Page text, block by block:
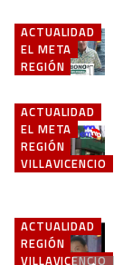
ACTUALIDAD
EL META
REGIÓN
ACTUALIDAD
EL META
REGIÓN
VILLAVICENCIO
ACTUALIDAD
REGIÓN
VILLAVICENCIO